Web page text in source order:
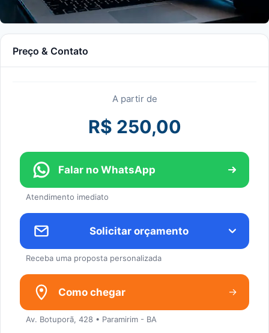
Preço & Contato
A partir de
R$ 250,00
Falar no WhatsApp
Atendimento imediato
Solicitar orçamento
Receba uma proposta personalizada
Como chegar →
Av. Botuporã, 428 • Paramirim - BA